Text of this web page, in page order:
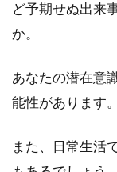
震の
⑤地
震で
誰か
ける
地震
ど予期せぬ出来
か。
あなたの潜在意
能性があります。
また、日常生活